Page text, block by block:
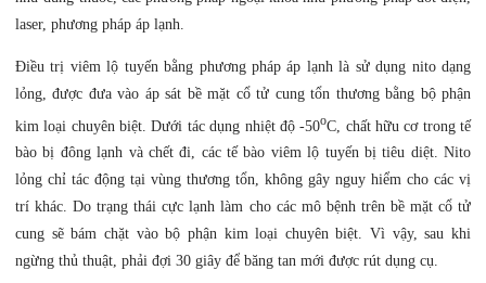
laser, phương pháp áp lạnh.
Điều trị viêm lộ tuyến bằng phương pháp áp lạnh là sử dụng nito dạng
lỏng, được đưa vào áp sát bề mặt cổ tử cung tổn thương bằng bộ phận
kim loại chuyên biệt. Dưới tác dụng nhiệt độ -50oC, chất hữu cơ trong tế
bào bị đông lạnh và chết đi, các tế bào viêm lộ tuyến bị tiêu diệt. Nito
lỏng chỉ tác động tại vùng thương tổn, không gây nguy hiểm cho các vị
trí khác. Do trạng thái cực lạnh làm cho các mô bệnh trên bề mặt cổ tử
cung sẽ bám chặt vào bộ phận kim loại chuyên biệt. Vì vậy, sau khi
ngừng thủ thuật, phải đợi 30 giây để băng tan mới được rút dụng cụ.